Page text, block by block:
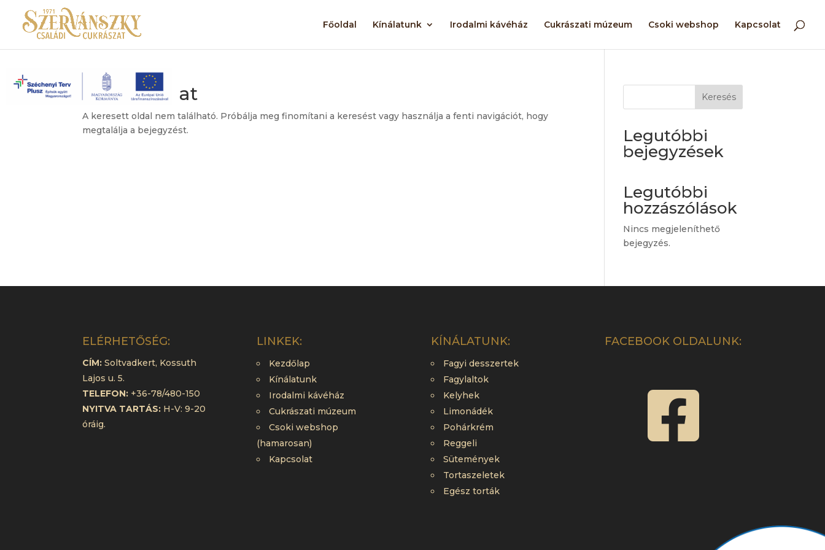
Főoldal Kínálatunk Irodalmi kávéház Cukrászati múzeum Csoki webshop Kapcsolat
Nincs találat
A keresett oldal nem található. Próbálja meg finomítani a keresést vagy használja a fenti navigációt, hogy
megtalálja a bejegyzést.
Keresés
Legutóbbi
bejegyzések
Legutóbbi
hozzászólások
Nincs megjeleníthető
bejegyzés.
ELÉRHETŐSÉG:
CÍM: Soltvadkert, Kossuth
Lajos u. 5.
TELEFON: +36-78/480-150
NYITVA TARTÁS: H-V: 9-20
óráig.
LINKEK:
Kezdőlap
Kínálatunk
Irodalmi kávéház
Cukrászati múzeum
Csoki webshop
(hamarosan)
Kapcsolat
KÍNÁLATUNK:
Fagyi desszertek
Fagylaltok
Kelyhek
Limonádék
Pohárkrém
Reggeli
Sütemények
Tortaszeletek
Egész torták
FACEBOOK OLDALUNK:
